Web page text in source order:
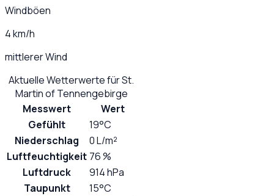
Windböen
4 km/h
mittlerer Wind
Aktuelle Wetterwerte fürSt.
Martin of Tennengebirge
Messwert
Wert
Gefühlt
19°C
Niederschlag
0 L/m²
Luftfeuchtigkeit 76 %
Luftdruck
914 hPa
Taupunkt
15°C